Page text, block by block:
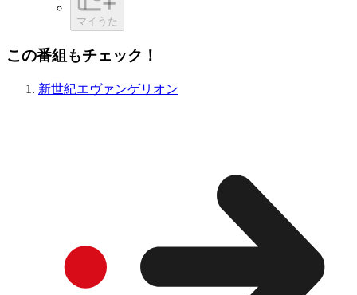
マイうた
この番組もチェック！
新世紀エヴァンゲリオン